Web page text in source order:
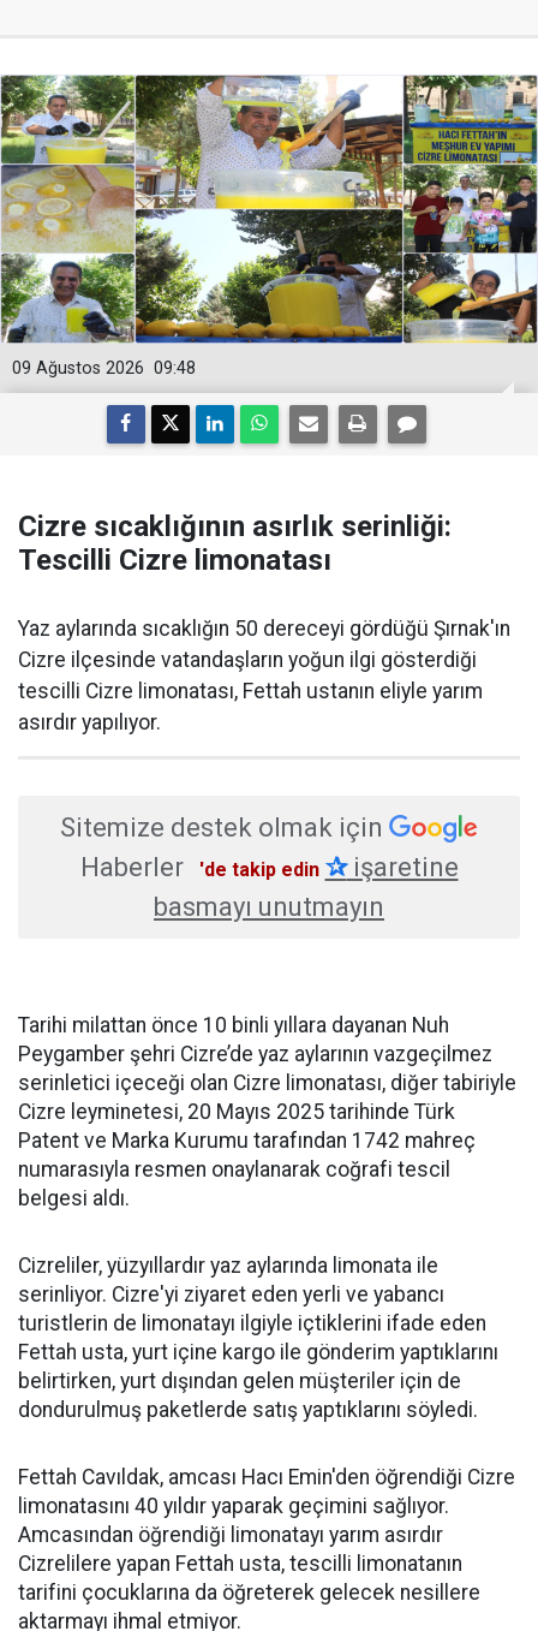
09:48
09 Ağustos 2026
Cizre sıcaklığının asırlık serinliği:
Tescilli Cizre limonatası
Yaz aylarında sıcaklığın 50 dereceyi gördüğü Şırnak'ın
Cizre ilçesinde vatandaşların yoğun ilgi gösterdiği
tescilli Cizre limonatası, Fettah ustanın eliyle yarım
asırdır yapılıyor.
Sitemize destek olmak için
Haberler
'de takip edin ✰işaretine
basmayı unutmayın
Tarihi milattan önce 10 binli yıllara dayanan Nuh
Peygamber şehri Cizre’de yaz aylarının vazgeçilmez
serinletici içeceği olan Cizre limonatası, diğer tabiriyle
Cizre leyminetesi, 20 Mayıs 2025 tarihinde Türk
Patent ve Marka Kurumu tarafından 1742 mahreç
numarasıyla resmen onaylanarak coğrafi tescil
belgesi aldı.
Cizreliler, yüzyıllardır yaz aylarında limonata ile
serinliyor. Cizre'yi ziyaret eden yerli ve yabancı
turistlerin de limonatayı ilgiyle içtiklerini ifade eden
Fettah usta, yurt içine kargo ile gönderim yaptıklarını
belirtirken, yurt dışından gelen müşteriler için de
dondurulmuş paketlerde satış yaptıklarını söyledi.
Fettah Cavıldak, amcası Hacı Emin'den öğrendiği Cizre
limonatasını 40 yıldır yaparak geçimini sağlıyor.
Amcasından öğrendiği limonatayı yarım asırdır
Cizrelilere yapan Fettah usta, tescilli limonatanın
tarifini çocuklarına da öğreterek gelecek nesillere
aktarmayı ihmal etmiyor.